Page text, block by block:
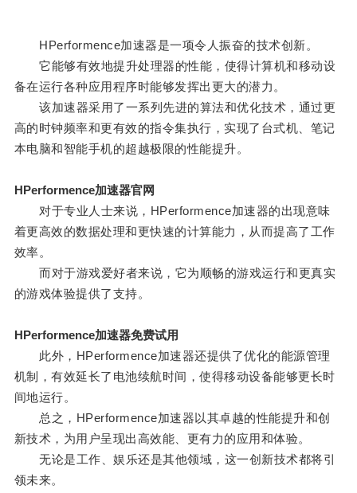
HPerformence加速器是一项令人振奋的技术创新。
它能够有效地提升处理器的性能，使得计算机和移动设
备在运行各种应用程序时能够发挥出更大的潜力。
该加速器采用了一系列先进的算法和优化技术，通过更
高的时钟频率和更有效的指令集执行，实现了台式机、笔记
本电脑和智能手机的超越极限的性能提升。
HPerformence加速器官网
对于专业人士来说，HPerformence加速器的出现意味
着更高效的数据处理和更快速的计算能力，从而提高了工作
效率。
而对于游戏爱好者来说，它为顺畅的游戏运行和更真实
的游戏体验提供了支持。
HPerformence加速器免费试用
此外，HPerformence加速器还提供了优化的能源管理
机制，有效延长了电池续航时间，使得移动设备能够更长时
间地运行。
总之，HPerformence加速器以其卓越的性能提升和创
新技术，为用户呈现出高效能、更有力的应用和体验。
无论是工作、娱乐还是其他领域，这一创新技术都将引
领未来。